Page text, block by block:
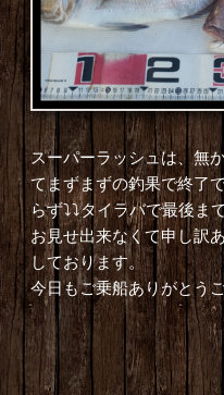
スーパーラッシュは、無
てまずまずの釣果で終了
らず⤵️⤵️タイラバで最後ま
お見せ出来なくて申し訳
しております。
今日もご乗船ありがとう